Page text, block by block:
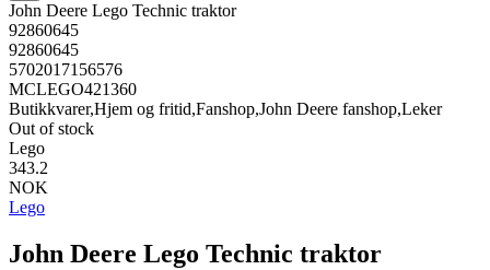
John Deere Lego Technic traktor
92860645
92860645
5702017156576
MCLEGO421360
Butikkvarer,Hjem og fritid,Fanshop,John Deere fanshop,Leker
Out of stock
Lego
343.2
NOK
Lego
John Deere Lego Technic traktor